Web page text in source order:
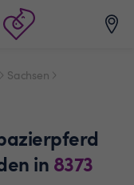
Sachsen
in 8373